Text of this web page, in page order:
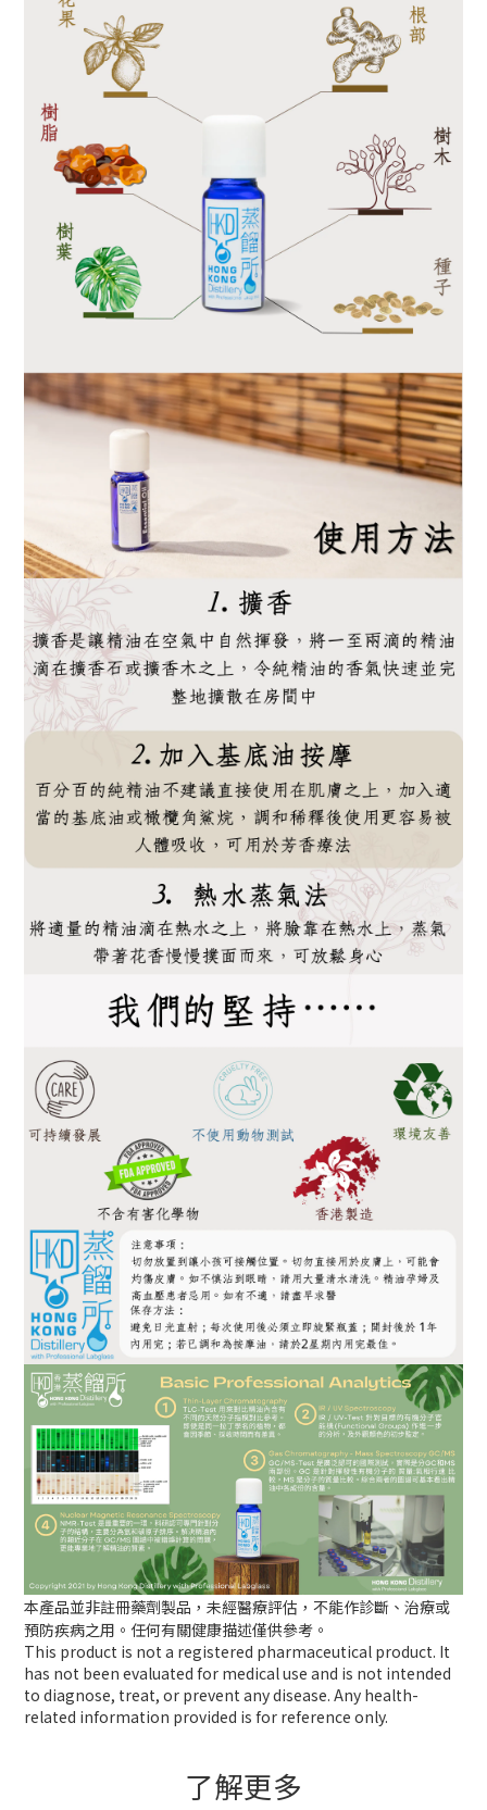
本產品並非註冊藥劑製品，未經醫療評估，不能作診斷、治療或
預防疾病之用。任何有關健康描述僅供參考。
This product is not a registered pharmaceutical product. It
has not been evaluated for medical use and is not intended
to diagnose, treat, or prevent any disease. Any health-
related information provided is for reference only.
了解更多